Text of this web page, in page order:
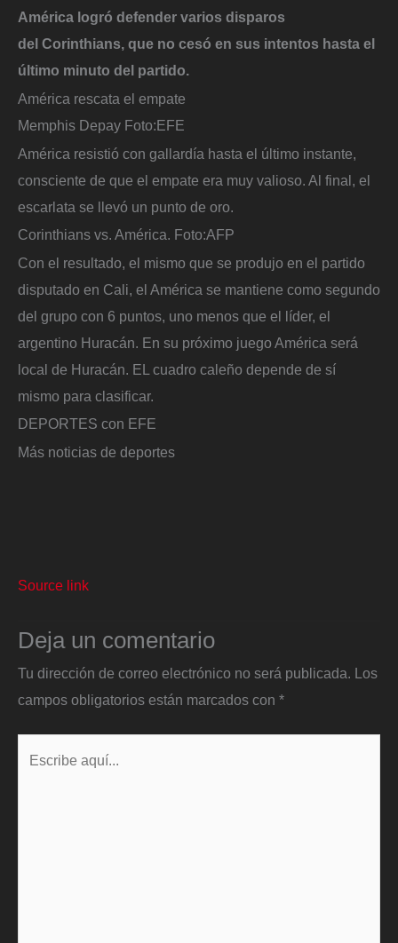
América logró defender varios disparos
del Corinthians, que no cesó en sus intentos hasta el
último minuto del partido.
América rescata el empate
Memphis Depay Foto:EFE
América resistió con gallardía hasta el último instante,
consciente de que el empate era muy valioso. Al final, el
escarlata se llevó un punto de oro.
Corinthians vs. América. Foto:AFP
Con el resultado, el mismo que se produjo en el partido
disputado en Cali, el América se mantiene como segundo
del grupo con 6 puntos, uno menos que el líder, el
argentino Huracán. En su próximo juego América será
local de Huracán. EL cuadro caleño depende de sí
mismo para clasificar.
DEPORTES con EFE
Más noticias de deportes
Source link
Deja un comentario
Tu dirección de correo electrónico no será publicada. Los
campos obligatorios están marcados con *